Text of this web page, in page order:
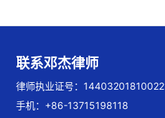
联系邓杰律师
律师执业证号：
手机：+86-13715198118